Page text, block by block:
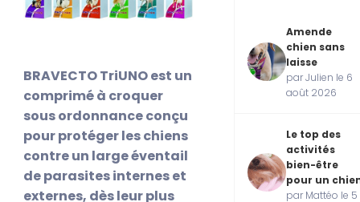
BRAVECTO TriUNO est un
comprimé à croquer
sous ordonnance conçu
pour protéger les chiens
contre un large éventail
de parasites internes et
externes, dès leur plus
Amende
chien sans
laisse
par Julien le 6
août 2026
Le top des
activités
bien-être
pour un
par Mattéo le 5